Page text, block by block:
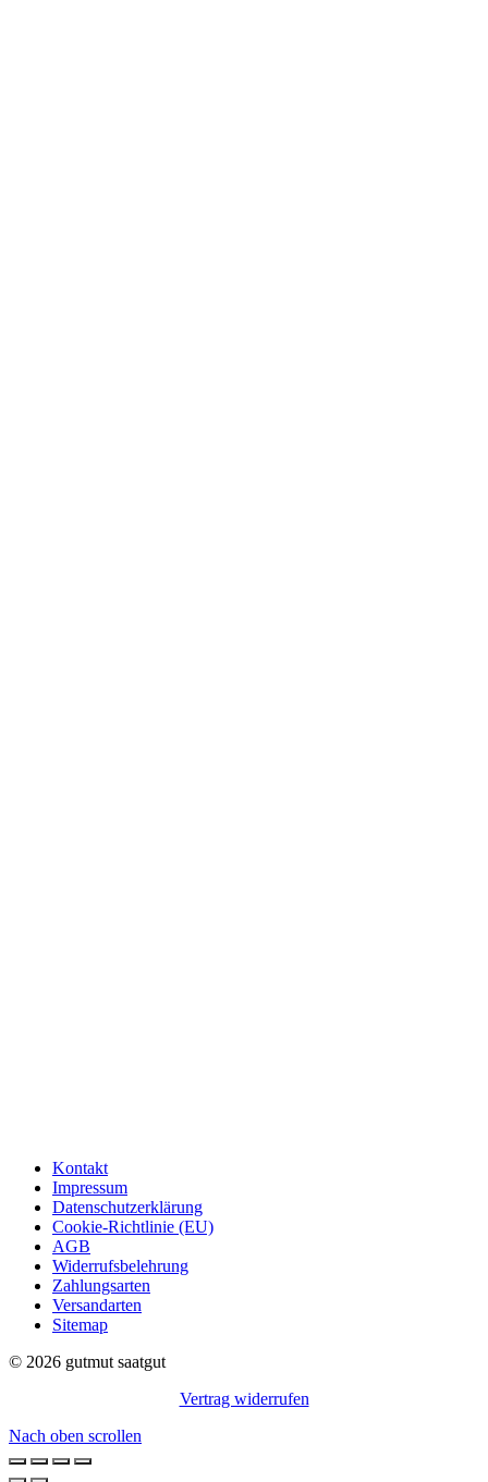
Kontakt
Impressum
Datenschutzerklärung
Cookie-Richtlinie (EU)
AGB
Widerrufsbelehrung
Zahlungsarten
Versandarten
Sitemap
© 2026 gutmut saatgut
Vertrag widerrufen
Nach oben scrollen